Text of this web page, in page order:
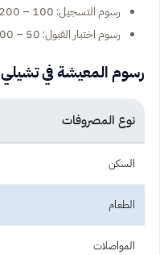
رسوم التسجيل: 100 – 200 دولار أمريكي
رسوم اختبار القبول: 50 – 100 دولار أمريكي
رسوم المعيشة في تشيلي
نوع المصروفات
السكن
الطعام
المواصلات